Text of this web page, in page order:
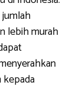
lebih murah
kepada